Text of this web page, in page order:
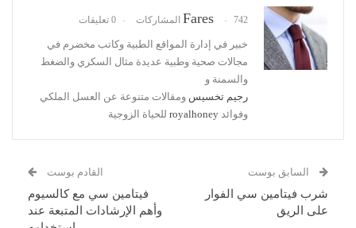
Fares 742 المشاركات 0 تعليقات
خبير في إدارة المواقع الطبية وكاتب مخضرم في
مجالات صحية وطبية عديدة مثال السكري والضغط
والسمنة و
رجيم تخسيس ومقالات متنوعة عن العسل الملكي
وفوائد royalhoney للحياة الزوجية
السابق بوست
شرب فيتامين سي الفوار
على الريق
القادم بوست
فيتامين سي مع كالسيوم
وأهم الإرشادات المتبعة عند